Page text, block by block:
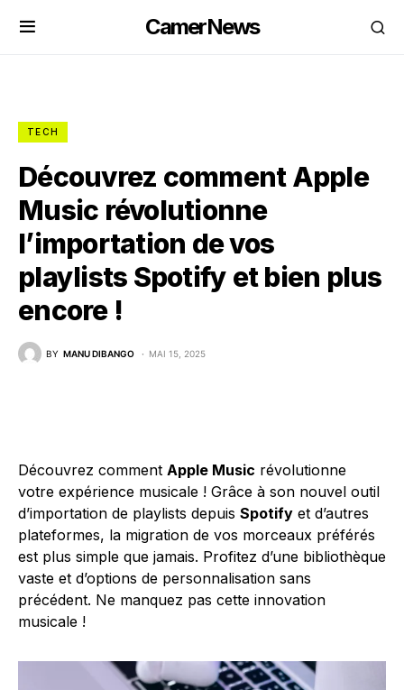
CamerNews
TECH
Découvrez comment Apple
Music révolutionne
l’importation de vos
playlists Spotify et bien plus
encore !
BY MANU DIBANGO MAI 15, 2025
Découvrez comment Apple Music révolutionne
votre expérience musicale ! Grâce à son nouvel outil
d’importation de playlists depuis Spotify et d’autres
plateformes, la migration de vos morceaux préférés
est plus simple que jamais. Profitez d’une bibliothèque
vaste et d’options de personnalisation sans
précédent. Ne manquez pas cette innovation
musicale !